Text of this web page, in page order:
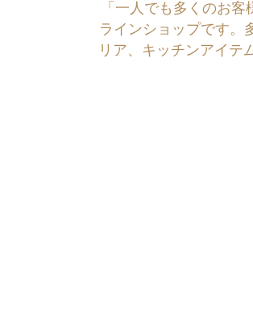
「一人でも多くのお
ラインショップです。
リア、キッチンアイテ